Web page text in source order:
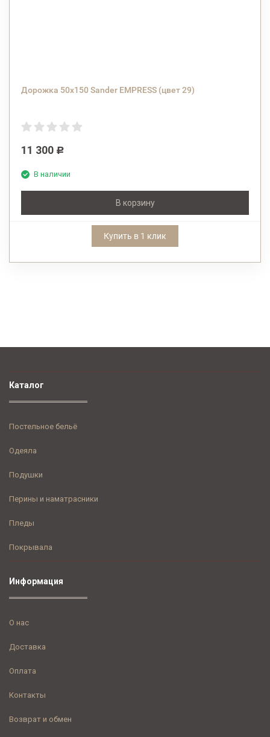
Дорожка 50х150 Sander EMPRESS (цвет 29)
11 300 Р
В наличии
В корзину
Купить в 1 клик
Каталог
Постельное бельё
Одеяла
Подушки
Перины и наматрасники
Пледы
Покрывала
Информация
О нас
Доставка
Оплата
Контакты
Возврат и обмен